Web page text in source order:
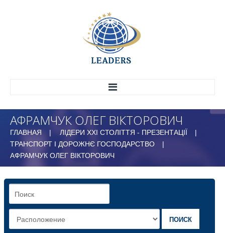
ГОЛОВНА
ПРО НАС
ІСТОРІЯ
МАРКЕТИНГОВИЙ ЦЕНТР
ВСЕУКРАЇНСЬКИЙ НАУКОВО-ДОСЛІДНИЙ
ЦЕНТР ЕФЕКТИВНОГО УПРАВЛІННЯ
ПРЕЗИДІЯ
АФРАМЧУК ОЛЕГ ВІКТОРОВИЧ
ГЛАВНАЯ
ЛІДЕРИ ХХІ СТОЛІТТЯ - ПРЕЗЕНТАЦІЇ
ТРАНСПОРТ І ДОРОЖНЄ ГОСПОДАРСТВО
АФРАМЧУК ОЛЕГ ВІКТОРОВИЧ
ПОИСК